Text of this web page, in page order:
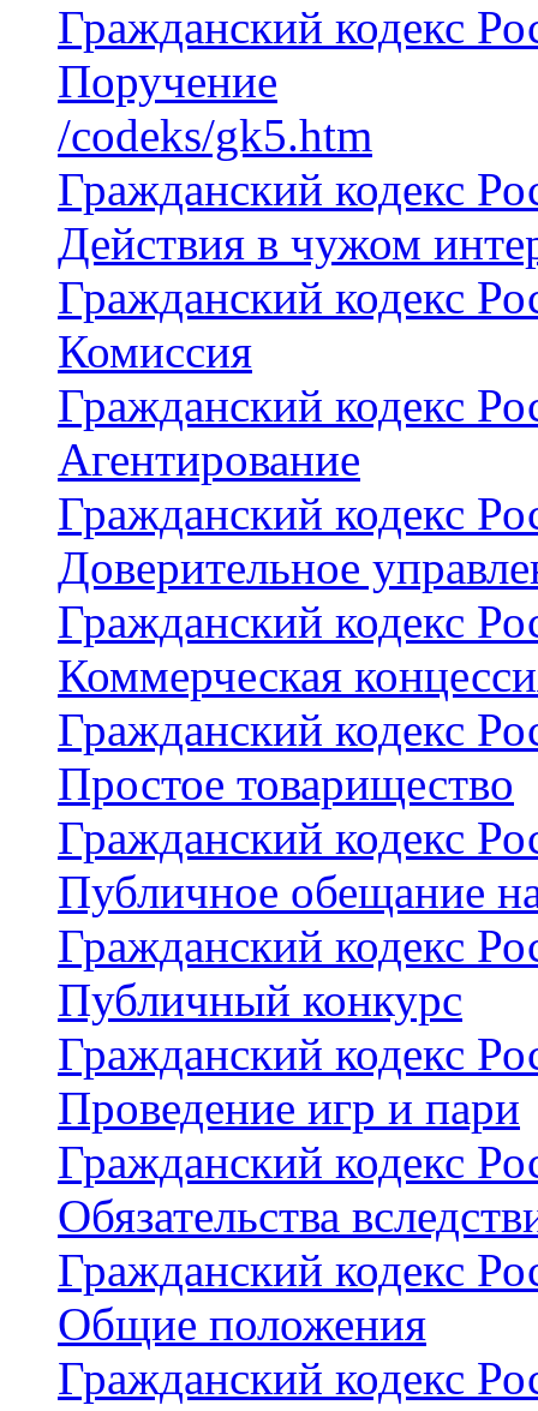
Гражданский кодекс
Поручение
/codeks/gk5.htm
Гражданский кодекс
Действия в чужом
Гражданский кодекс
Комиссия
Гражданский кодекс
Агентирование
Гражданский кодекс
Доверительное
Гражданский кодекс
Коммерческая
Гражданский кодекс
Простое товарищество
Гражданский кодекс
Публичное обещание
Гражданский кодекс
Публичный конкурс
Гражданский кодекс
Проведение игр и пари
Гражданский кодекс
Обязательства
Гражданский кодекс
Общие положения
Гражданский кодекс